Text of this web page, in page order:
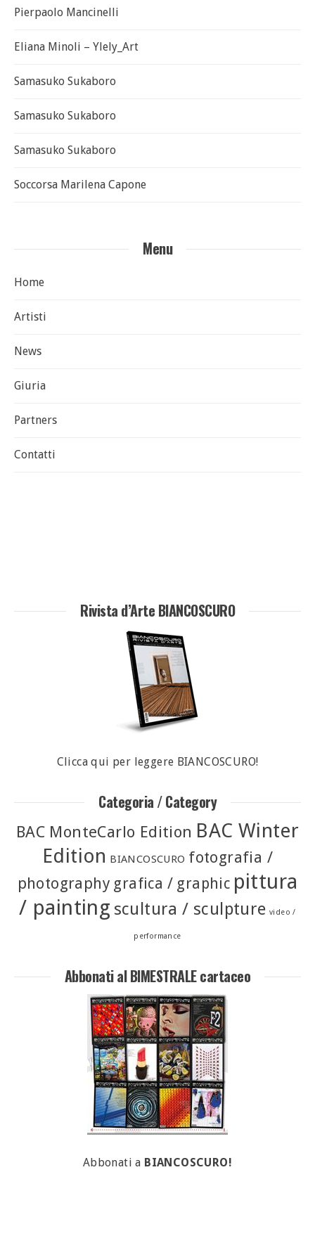
Pierpaolo Mancinelli
Eliana Minoli – Ylely_Art
Samasuko Sukaboro
Samasuko Sukaboro
Samasuko Sukaboro
Soccorsa Marilena Capone
Menu
Home
Artisti
News
Giuria
Partners
Contatti
Rivista d’Arte BIANCOSCURO
Clicca qui per leggere BIANCOSCURO!
Categoria / Category
BAC MonteCarlo Edition BAC Winter
Edition BIANCOSCURO fotografia /
photography grafica / graphic pittura
/ painting scultura / sculpture video /
performance
Abbonati al BIMESTRALE cartaceo
Abbonati a BIANCOSCURO!